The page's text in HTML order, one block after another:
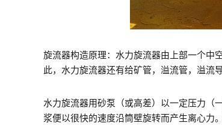
旋流器构造原理： 水力旋流器由上部一个中
此，水力旋流器还有给矿管，溢流管，溢流
水力旋流器用砂泵（或高差）以一定压力（
浆便以很快的速度沿筒壁旋转而产生离心力